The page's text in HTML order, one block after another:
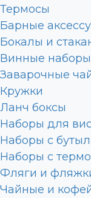
Термосы
Барные
Бокалы и
Винные наборы
Заварочные
Кружки
Ланч боксы
Наборы для
Наборы с
Наборы с
Фляги и
Чайные и